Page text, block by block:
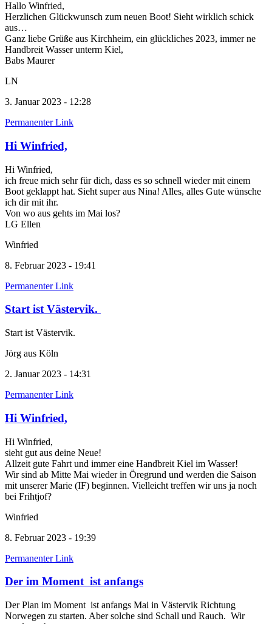
Hallo Winfried,
Herzlichen Glückwunsch zum neuen Boot! Sieht wirklich schick
aus…
Ganz liebe Grüße aus Kirchheim, ein glückliches 2023, immer ne
Handbreit Wasser unterm Kiel,
Babs Maurer
LN
3. Januar 2023 - 12:28
Permanenter Link
Hi Winfried,
Hi Winfried,
ich freue mich sehr für dich, dass es so schnell wieder mit einem
Boot geklappt hat. Sieht super aus Nina! Alles, alles Gute wünsche
ich dir mit ihr.
Von wo aus gehts im Mai los?
LG Ellen
Winfried
8. Februar 2023 - 19:41
Permanenter Link
Start ist Västervik.
Start ist Västervik.
Jörg aus Köln
2. Januar 2023 - 14:31
Permanenter Link
Hi Winfried,
Hi Winfried,
sieht gut aus deine Neue!
Allzeit gute Fahrt und immer eine Handbreit Kiel im Wasser!
Wir sind ab Mitte Mai wieder in Öregrund und werden die Saison
mit unserer Marie (IF) beginnen. Vielleicht treffen wir uns ja noch
bei Frihtjof?
Winfried
8. Februar 2023 - 19:39
Permanenter Link
Der im Moment ist anfangs
Der Plan im Moment ist anfangs Mai in Västervik Richtung
Norwegen zu starten. Aber solche sind Schall und Rauch. Wir